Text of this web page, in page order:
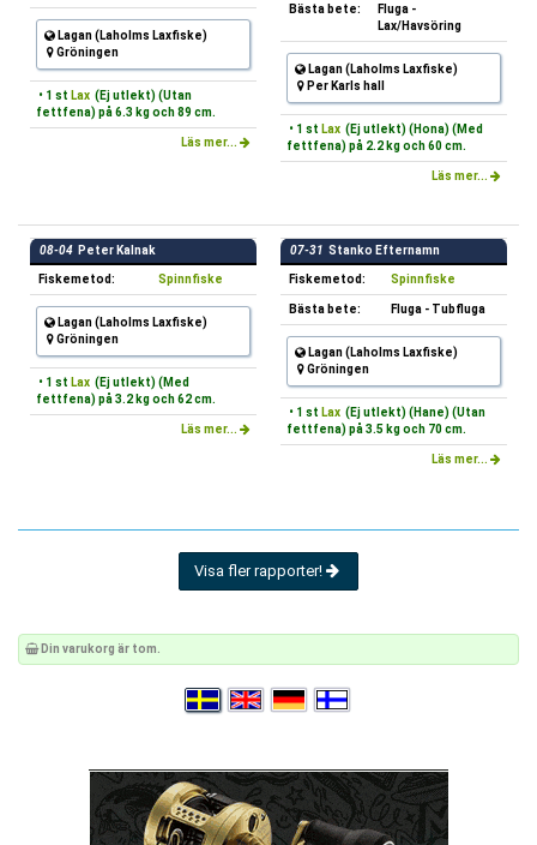
Lagan (Laholms Laxfiske)
Gröningen
• 1 st Lax (Ej utlekt) (Utan
fettfena) på 6.3 kg och 89 cm.
Läs mer...
Bästa bete:
Fluga -
Lax/Havsöring
Lagan (Laholms Laxfiske)
Per Karls hall
• 1 st Lax (Ej utlekt) (Hona) (Med
fettfena) på 2.2 kg och 60 cm.
Läs mer...
08-04 Peter Kalnak
Fiskemetod: Spinnfiske
Lagan (Laholms Laxfiske)
Gröningen
• 1 st Lax (Ej utlekt) (Med
fettfena) på 3.2 kg och 62 cm.
Läs mer...
07-31 Stanko Efternamn
Fiskemetod: Spinnfiske
Bästa bete: Fluga - Tubfluga
Lagan (Laholms Laxfiske)
Gröningen
• 1 st Lax (Ej utlekt) (Hane) (Utan
fettfena) på 3.5 kg och 70 cm.
Läs mer...
Visa fler rapporter!
Din varukorg är tom.